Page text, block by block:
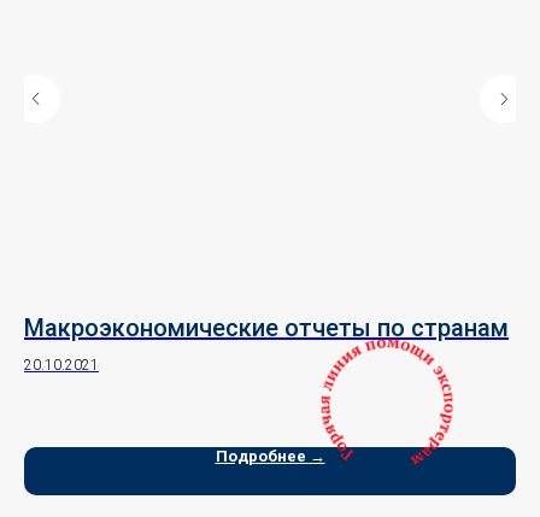
Макроэкономические отчеты по странам
20.10.2021
Подробнее →